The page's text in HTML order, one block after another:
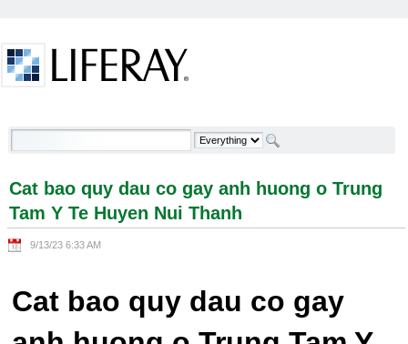
Cat bao quy dau co gay anh huong o Trung Tam Y
Cat bao quy dau co gay anh huong o Trung
Tam Y Te Huyen Nui Thanh
9/13/23 6:33 AM
Cat bao quy dau co gay